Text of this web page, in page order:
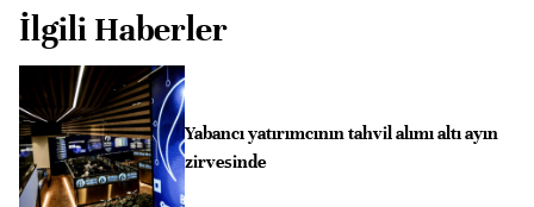
İlgili Haberler
Yabancı yatırımcının tahvil alımı altı ayın
zirvesinde